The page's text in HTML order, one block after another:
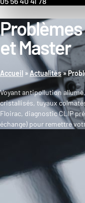
et Master
Accueil »Actualités»
Voyant antipollution
cristallisés, tuyaux
Floirac, diagnostic CLIP
échange) pour remettre